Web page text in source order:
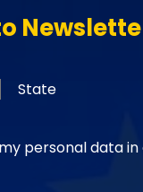
State
personal data